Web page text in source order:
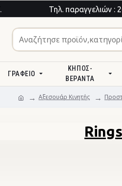
Τηλ. παραγγελιών :
ΓΡΑΦΕΊΟ
ΚΉΠΟΣ-
ΒΕΡΆΝΤΑ
Αξεσουάρ Κινητής